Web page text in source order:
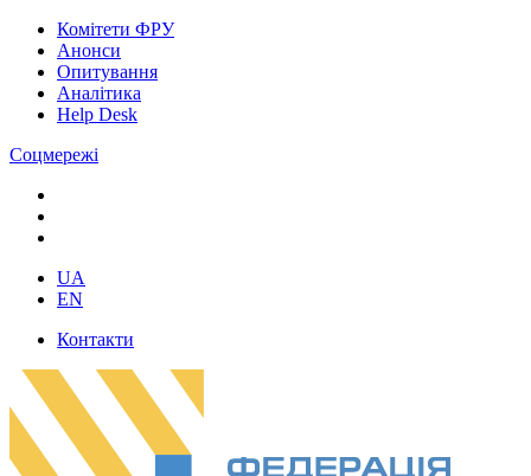
Комітети ФРУ
Анонси
Опитування
Аналітика
Help Desk
Соцмережі
UA
EN
Контакти